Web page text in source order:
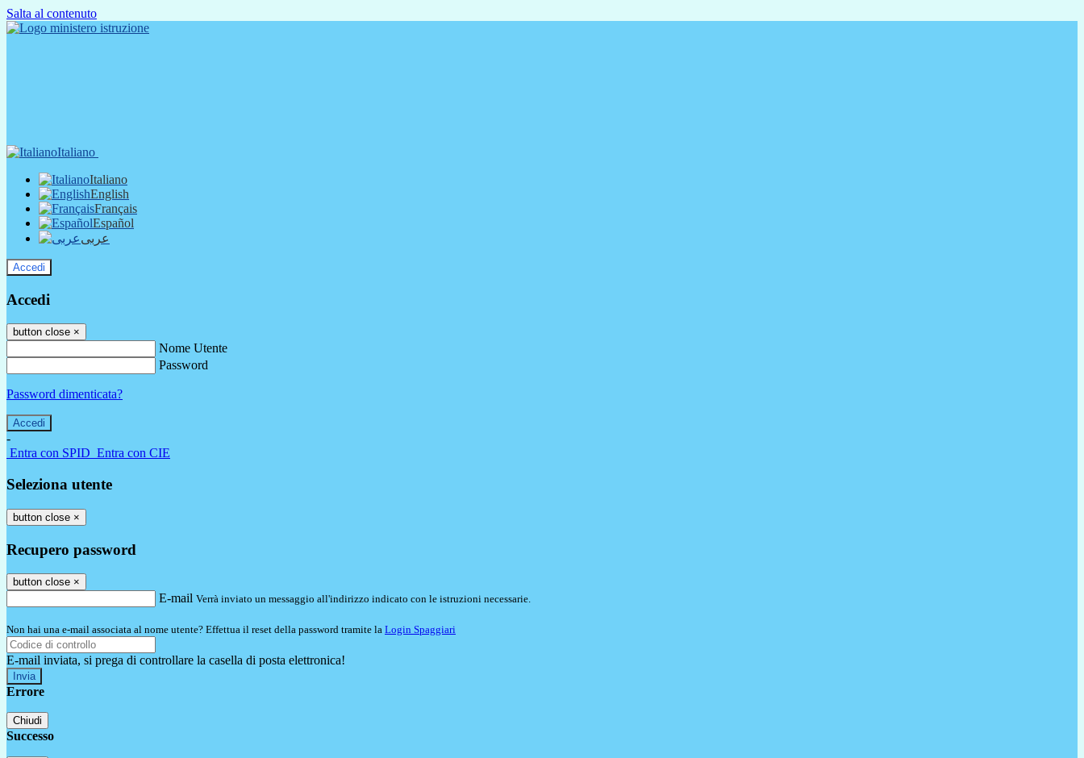
Salta al contenuto
Italiano
Italiano
English
Français
Español
عربى
Accedi
Accedi
button close ×
Nome Utente
Password
Password dimenticata?
-
Entra con SPID Entra con CIE
Seleziona utente
button close ×
Recupero password
button close ×
E-mail Verrà inviato un messaggio all'indirizzo indicato con le istruzioni necessarie.
Non hai una e-mail associata al nome utente? Effettua il reset della password tramite la Login Spaggiari
E-mail inviata, si prega di controllare la casella di posta elettronica!
Errore
Chiudi
Successo